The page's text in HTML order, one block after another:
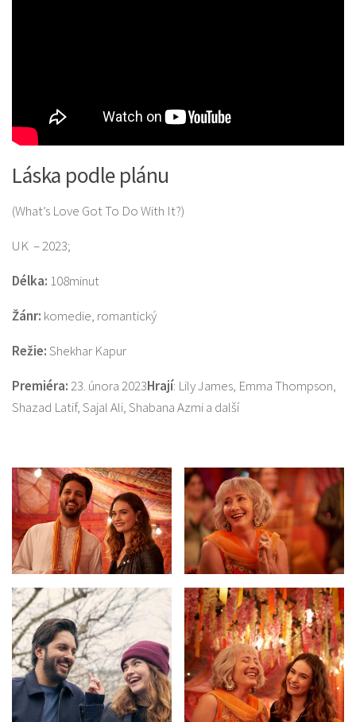
Láska podle plánu
(What’s Love Got To Do With It?)
UK – 2023;
Délka: 108minut
Žánr: komedie, romantický
Režie:Shekhar Kapur
Premiéra:23. února 2023Hrají: Lily James, Emma Thompson,
Shazad Latif, Sajal Ali, Shabana Azmi a další